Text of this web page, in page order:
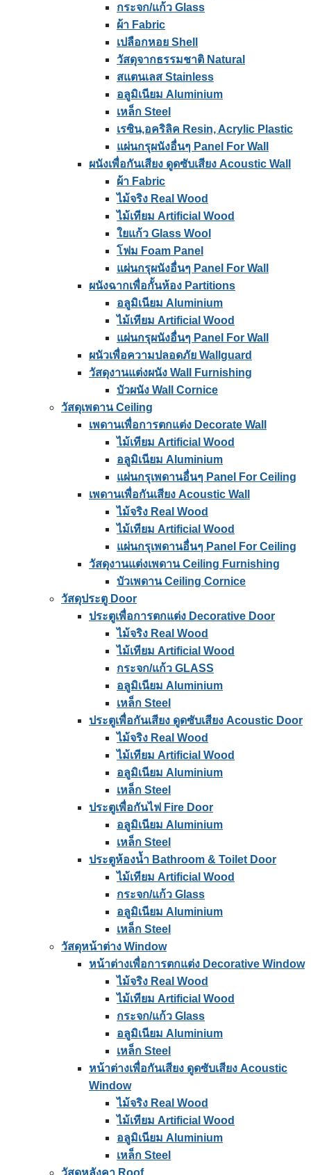
กระจก/แก้ว Glass
ผ้า Fabric
เปลือกหอย Shell
วัสดุจากธรรมชาติ Natural
สแตนเลส Stainless
อลูมิเนียม Aluminium
เหล็ก Steel
เรซิน,อคริลิค Resin, Acrylic Plastic
แผ่นกรุผนังอื่นๆ Panel For Wall
ผนังเพื่อกันเสียง ดูดซับเสียง Acoustic Wall
ผ้า Fabric
ไม้จริง Real Wood
ไม้เทียม Artificial Wood
ใยแก้ว Glass Wool
โฟม Foam Panel
แผ่นกรุผนังอื่นๆ Panel For Wall
ผนังฉากเพื่อกั้นห้อง Partitions
อลูมิเนียม Aluminium
ไม้เทียม Artificial Wood
แผ่นกรุผนังอื่นๆ Panel For Wall
ผนัวเพื่อความปลอดภัย Wallguard
วัสดุงานแต่งผนัง Wall Furnishing
บัวผนัง Wall Cornice
วัสดุเพดาน Ceiling
เพดานเพื่อการตกแต่ง Decorate Wall
ไม้เทียม Artificial Wood
อลูมิเนียม Aluminium
แผ่นกรุเพดานอื่นๆ Panel For Ceiling
เพดานเพื่อกันเสียง Acoustic Wall
ไม้จริง Real Wood
ไม้เทียม Artificial Wood
แผ่นกรุเพดานอื่นๆ Panel For Ceiling
วัสดุงานแต่งเพดาน Ceiling Furnishing
บัวเพดาน Ceiling Cornice
วัสดุประตู Door
ประตูเพื่อการตกแต่ง Decorative Door
ไม้จริง Real Wood
ไม้เทียม Artificial Wood
กระจก/แก้ว GLASS
อลูมิเนียม Aluminium
เหล็ก Steel
ประตูเพื่อกันเสียง ดูดซับเสียง Acoustic Door
ไม้จริง Real Wood
ไม้เทียม Artificial Wood
อลูมิเนียม Aluminium
เหล็ก Steel
ประตูเพื่อกันไฟ Fire Door
อลูมิเนียม Aluminium
เหล็ก Steel
ประตูห้องน้ำ Bathroom & Toilet Door
ไม้เทียม Artificial Wood
กระจก/แก้ว Glass
อลูมิเนียม Aluminium
เหล็ก Steel
วัสดุหน้าต่าง Window
หน้าต่างเพื่อการตกแต่ง Decorative Window
ไม้จริง Real Wood
ไม้เทียม Artificial Wood
กระจก/แก้ว Glass
อลูมิเนียม Aluminium
เหล็ก Steel
หน้าต่างเพื่อกันเสียง ดูดซับเสียง Acoustic
Window
ไม้จริง Real Wood
ไม้เทียม Artificial Wood
อลูมิเนียม Aluminium
เหล็ก Steel
วัสดุหลังคา Roof